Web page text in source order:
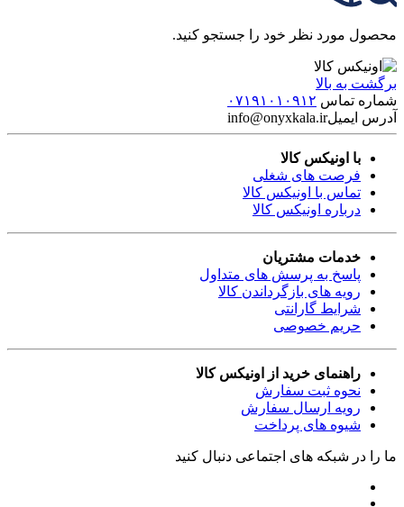
محصول مورد نظر خود را جستجو کنید.
برگشت به بالا
شماره تماس ۰۷۱۹۱۰۱۰۹۱۲
آدرس ایمیلinfo@onyxkala.ir
با اونیکس کالا
فرصت های شغلی
تماس با اونیکس کالا
درباره اونیکس کالا
خدمات مشتریان
پاسخ به پرسش های متداول
رویه های بازگرداندن کالا
شرایط گارانتی
حریم خصوصی
راهنمای خرید از اونیکس کالا
نحوه ثبت سفارش
رویه ارسال سفارش
شیوه های پرداخت
ما را در شبکه های اجتماعی دنبال کنید